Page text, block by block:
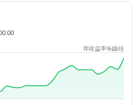
年收益率%曲线